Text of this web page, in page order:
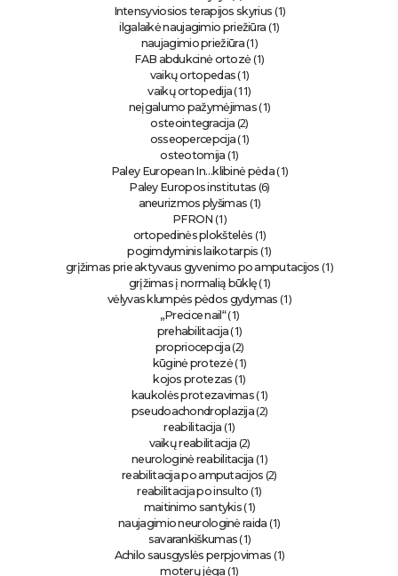
Intensyviosios terapijos skyrius (1)
ilgalaikė naujagimio priežiūra (1)
naujagimio priežiūra(1)
FAB abdukcinė ortozė(1)
vaikų ortopedas (1)
vaikų ortopedija (11)
neįgalumo pažymėjimas (1)
osteointegracija (2)
osseopercepcija (1)
osteotomija (1)
Paley European In…klibinė pėda(1)
Paley Europos institutas (6)
aneurizmos plyšimas (1)
PFRON (1)
ortopedinės plokštelės (1)
pogimdyminis laikotarpis (1)
grįžimas prie aktyvaus gyvenimo po amputacijos (1)
grįžimas į normalią būklę(1)
vėlyvas klumpės pėdos gydymas (1)
„Precice nail“(1)
prehabilitacija (1)
propriocepcija (2)
kūginė protezė(1)
kojos protezas (1)
kaukolės protezavimas (1)
pseudoachondroplazija (2)
reabilitacija (1)
vaikų reabilitacija (2)
neurologinė reabilitacija (1)
reabilitacija po amputacijos (2)
reabilitacija po insulto (1)
maitinimo santykis (1)
naujagimio neurologinė raida (1)
savarankiškumas (1)
Achilo sausgyslės perpjovimas (1)
moterų jėga (1)